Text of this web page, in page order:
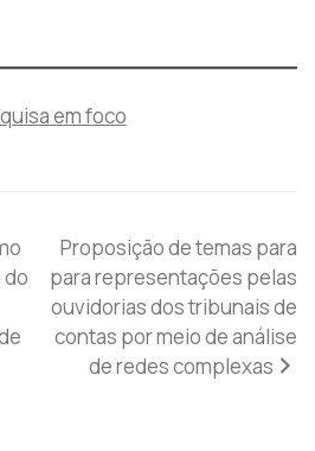
em foco
Proposição de temas para
para representações pelas
ouvidorias dos tribunais de
contas por meio de análise
de redes complexas